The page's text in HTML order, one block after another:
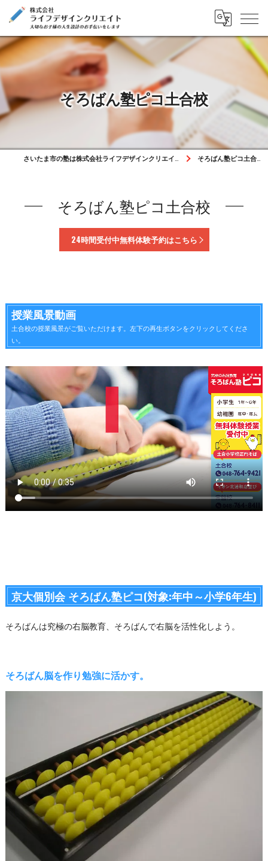
そろばん塾ピコ土合校
そろばん塾ピコ土合校
そろばん塾ピコ土合校
24時間受付中無料体験予約はこちら
授業風景動画
土合校の授業風景がご覧いただけます。左下の再生ボタンをクリックしてくださ
い。
京大個別会 そろばん塾ピコ(対象:年中～小学6年生)
そろばんは究極の右脳教育、そろばんで右脳を活性化しよう。
そろばん脳を作り勉強に活かす。